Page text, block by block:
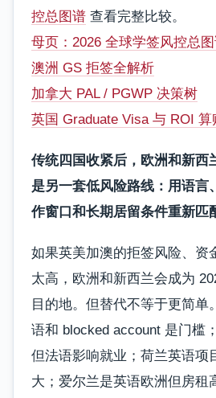
控总图谱 查看完整比较。
母页：2026 全球学签风控总
澳洲 GS 拒签全解析
加拿大 PAL / PGWP 决策树
英国 Graduate Visa 与 ROI 算
传统四国收紧后，欧洲和新西
是另一套低风险路线：用语言
作窗口和长期居留条件重新匹
如果英美加澳的拒签风险、资
太高，欧洲和新西兰会成为
目的地。但替代不等于更简单
语和 blocked account 是门槛
但法语影响就业；荷兰英语项
大；爱尔兰是英语欧洲但房租